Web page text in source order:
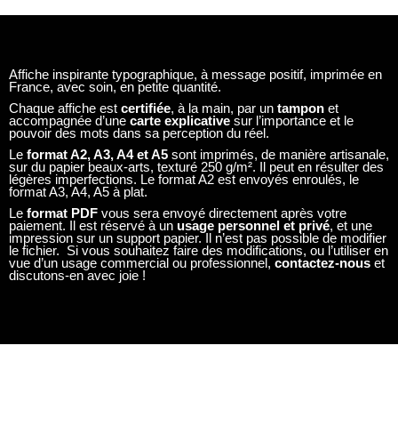
Affiche inspirante typographique, à message positif, imprimée en
France, avec soin, en petite quantité.
Chaque affiche est certifiée, à la main, par un tampon et
accompagnée d’une carte explicative sur l’importance et le
pouvoir des mots dans sa perception du réel.
Le format A2, A3, A4 et A5 sont imprimés, de manière artisanale,
sur du papier beaux-arts, texturé 250 g/m². Il peut en résulter des
légères imperfections. Le format A2 est envoyés enroulés, le
format A3, A4, A5 à plat.
Le format PDF vous sera envoyé directement après votre
paiement. Il est réservé à un usage personnel et privé, et une
impression sur un support papier. Il n’est pas possible de modifier
le fichier. Si vous souhaitez faire des modifications, ou l’utiliser en
vue d’un usage commercial ou professionnel, contactez-nous et
discutons-en avec joie !